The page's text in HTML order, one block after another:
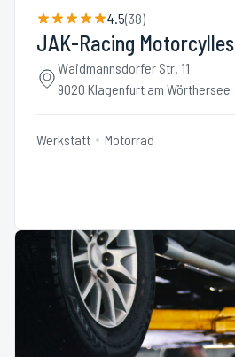
4.5(38)
JAK-Racing Motorcylles
Waidmannsdorfer Str. 11
9020 Klagenfurt am Wörthersee
Werkstatt Motorrad